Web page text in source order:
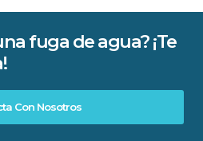
fuga de agua? ¡Te
Con Nosotros